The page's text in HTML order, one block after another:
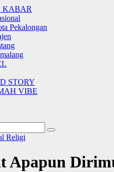
KABAR
Pekalongan
STORY
VIBE
Religi
Apapun